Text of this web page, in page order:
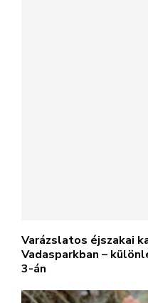
Varázslatos éjszakai
Vadasparkban –
3-án